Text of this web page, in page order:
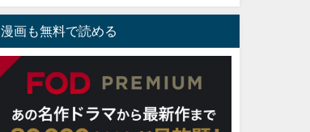
漫画も無料で読める